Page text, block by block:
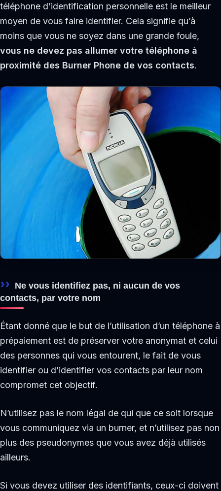
téléphone d’identification personnelle est le meilleur
moyen de vous faire identifier. Cela signifie qu’à
moins que vous ne soyez dans une grande foule,
vous ne devez pas allumer votre téléphone à
proximité des Burner Phone de vos contacts.
Ne vous identifiez pas, ni aucun de vos
contacts, par votre nom
Étant donné que le but de l’utilisation d’un téléphone à
prépaiement est de préserver votre anonymat et celui
des personnes qui vous entourent, le fait de vous
identifier ou d’identifier vos contacts par leur nom
compromet cet objectif.
N’utilisez pas le nom légal de qui que ce soit lorsque
vous communiquez via un burner, et n’utilisez pas non
plus des pseudonymes que vous avez déjà utilisés
ailleurs.
Si vous devez utiliser des identifiants, ceux-ci doivent